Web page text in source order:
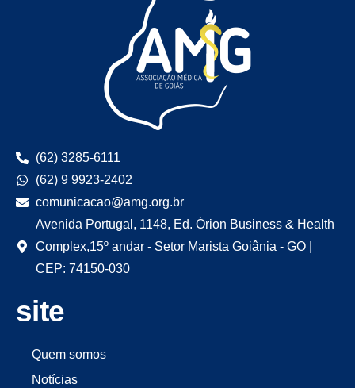
(62) 3285-6111
(62) 9 9923-2402
comunicacao@amg.org.br
Avenida Portugal, 1148, Ed. Órion Business & Health
Complex,15º andar - Setor Marista Goiânia - GO |
CEP: 74150-030
site
Quem somos
Notícias